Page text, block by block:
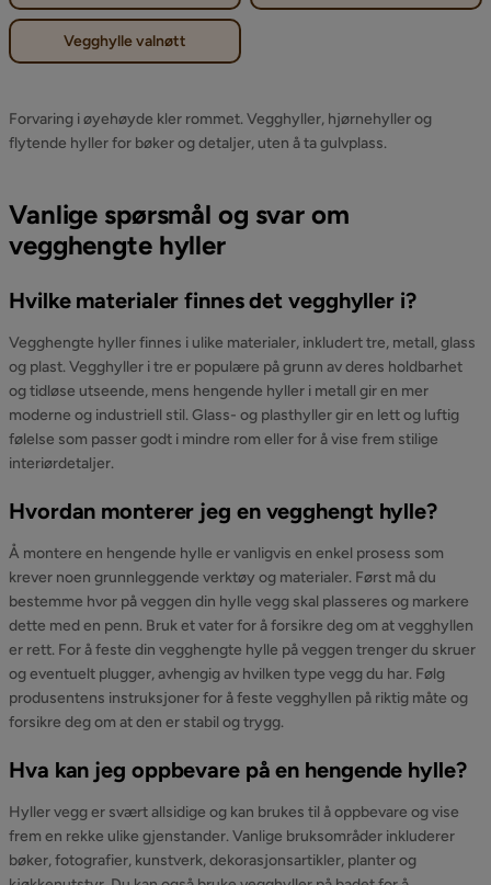
Vegghylle valnøtt
Forvaring i øyehøyde kler rommet. Vegghyller, hjørnehyller og
flytende hyller for bøker og detaljer, uten å ta gulvplass.
Vanlige spørsmål og svar om
vegghengte hyller
Hvilke materialer finnes det vegghyller i?
Vegghengte hyller finnes i ulike materialer, inkludert tre, metall, glass
og plast. Vegghyller i tre er populære på grunn av deres holdbarhet
og tidløse utseende, mens hengende hyller i metall gir en mer
moderne og industriell stil. Glass- og plasthyller gir en lett og luftig
følelse som passer godt i mindre rom eller for å vise frem stilige
interiørdetaljer.
Hvordan monterer jeg en vegghengt hylle?
Å montere en hengende hylle er vanligvis en enkel prosess som
krever noen grunnleggende verktøy og materialer. Først må du
bestemme hvor på veggen din hylle vegg skal plasseres og markere
dette med en penn. Bruk et vater for å forsikre deg om at vegghyllen
er rett. For å feste din vegghengte hylle på veggen trenger du skruer
og eventuelt plugger, avhengig av hvilken type vegg du har. Følg
produsentens instruksjoner for å feste vegghyllen på riktig måte og
forsikre deg om at den er stabil og trygg.
Hva kan jeg oppbevare på en hengende hylle?
Hyller vegg er svært allsidige og kan brukes til å oppbevare og vise
frem en rekke ulike gjenstander. Vanlige bruksområder inkluderer
bøker, fotografier, kunstverk, dekorasjonsartikler, planter og